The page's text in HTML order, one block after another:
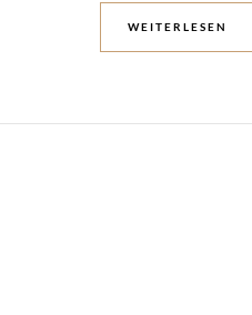
WEITERLESEN